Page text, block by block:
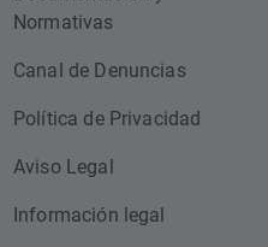
Normativas
Canal de Denuncias
Política de Privacidad
Aviso Legal
Información legal